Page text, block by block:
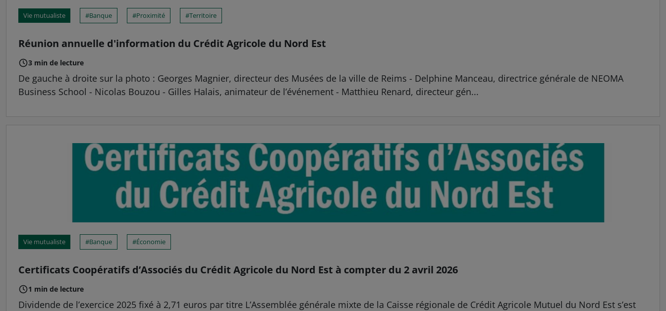
Vie mutualiste Banque Proximité Territoire
Réunion annuelle d'information du Crédit Agricole du Nord Est
3 min de lecture
De gauche à droite sur la photo : Georges Magnier, directeur des Musées de la ville de Reims - Delphine Manceau, directrice générale de NEOMA
Business School - Nicolas Bouzou - Gilles Halais, animateur de l’événement - Matthieu Renard, directeur gén...
Vie mutualiste Banque Économie
Certificats Coopératifs d’Associés du Crédit Agricole du Nord Est à compter du 2 avril 2026
1 min de lecture
Dividende de l’exercice 2025 fixé à 2,71 euros par titre L’Assemblée générale mixte de la Caisse régionale de Crédit Agricole Mutuel du Nord Est s’est